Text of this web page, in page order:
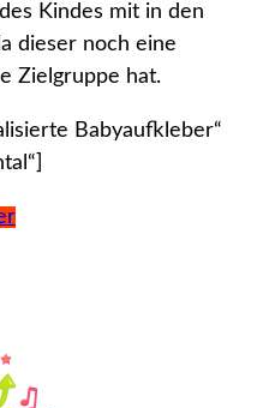
Kindes mit in den
dieser noch eine
Zielgruppe hat.
Babyaufkleber“